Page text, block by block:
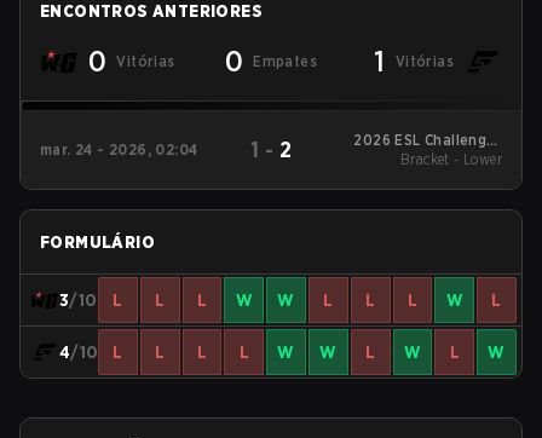
ENCONTROS ANTERIORES
0 Vitórias 0 Empates 1 Vitórias
mar. 24 - 2026, 02:04 1 - 2
2026 ESL Challenger
League Season 51:
Bracket - Lower
FORMULÁRIO
3/10 L L L W W L L L W L
4/10 L L L L W W L W L W